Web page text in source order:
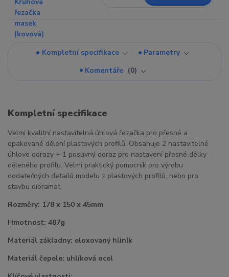
Kompletní specifikace
Parametry
Komentáře
0
Kompletní specifikace
Velmi kvalitní nastavitelná úhlová řezačka pro přesné a
opakované dělení plastových profilů. Obsahuje 2 nastavitelné
úhlove dorazy + 1 posuvný doraz pro nastavení přesné délky
děleného profilu. Velmi praktický pomocník pro výrobu
dodatečných detailů modelu z plastových profilů, nebo pro
stavbu dioramat.
Rozměry: 178 x 150 x 45mm
Hmotnost: 487g
Materiál základny: eloxovaný hliník
Materiál čepele: uhlíková ocel